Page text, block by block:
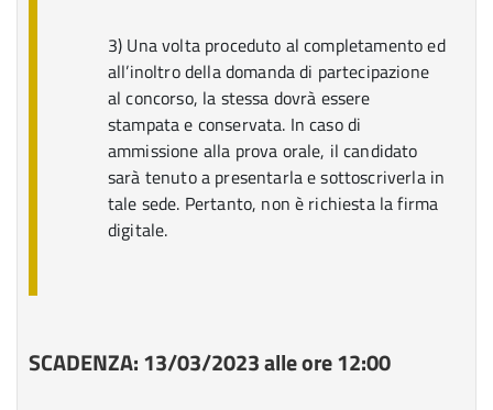
3) Una volta proceduto al completamento ed
all’inoltro della domanda di partecipazione
al concorso, la stessa dovrà essere
stampata e conservata. In caso di
ammissione alla prova orale, il candidato
sarà tenuto a presentarla e sottoscriverla in
tale sede. Pertanto, non è richiesta la firma
digitale.
SCADENZA: 13/03/2023 alle ore 12:00